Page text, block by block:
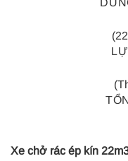
Xe chở rác ép kín